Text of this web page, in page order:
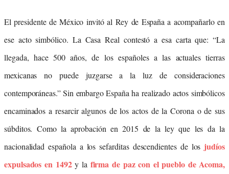
El presidente de México invitó al Rey de España a acompañarlo en
ese acto simbólico. La Casa Real contestó a esa carta que: “La
llegada, hace 500 años, de los españoles a las actuales tierras
mexicanas no puede juzgarse a la luz de consideraciones
contemporáneas.” Sin embargo España ha realizado actos simbólicos
encaminados a resarcir algunos de los actos de la Corona o de sus
súbditos. Como la aprobación en 2015 de la ley que les da la
nacionalidad española a los sefarditas descendientes de los judíos
expulsados en 1492y la firma de paz con el pueblo de Acoma,